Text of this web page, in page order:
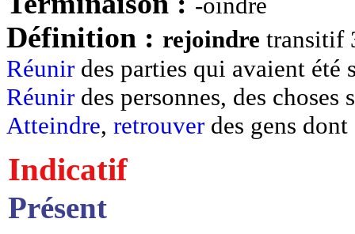
Définition : rejoindre transitif
Réunir des parties qui avaient été
Réunir des personnes, des choses
Atteindre, retrouver des gens dont
Indicatif
Présent